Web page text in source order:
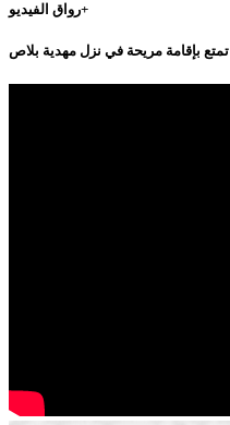
رواق الفيديو+
تمتع بإقامة مريحة في نزل مهدية بلاص